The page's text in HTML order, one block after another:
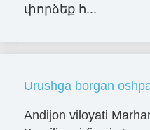
փորձեք հ...
Urushga borgan
Andijon viloyati